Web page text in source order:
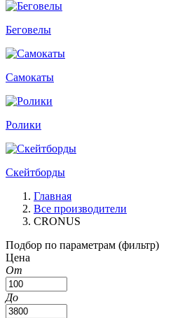
Беговелы
Самокаты
Ролики
Скейтборды
Главная
Все производители
CRONUS
Подбор по параметрам (фильтр)
Цена
От
До